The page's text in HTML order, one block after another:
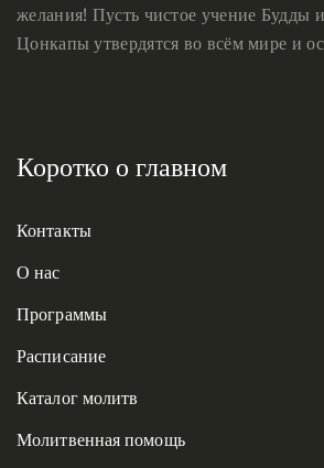
желания! Пусть чистое учение Будды
Цонкапы утвердятся во всём мире и
Коротко о главном
Контакты
О нас
Программы
Расписание
Каталог молитв
Молитвенная помощь